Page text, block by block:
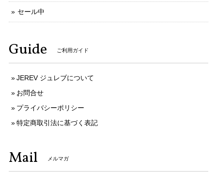
セール中
Guide ご利用ガイド
JEREV ジュレブについて
お問合せ
プライバシーポリシー
特定商取引法に基づく表記
Mail メルマガ